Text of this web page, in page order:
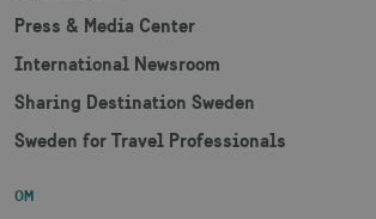
Press & Media Center
International Newsroom
Sharing Destination Sweden
Sweden for Travel Professionals
OM
receive-cookie-
.adnxs.com